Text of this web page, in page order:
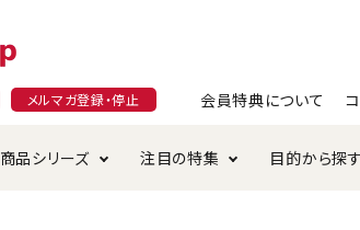
メルマガ登録・停止 会員特典について
商品シリーズ 注目の特集 目的から探す